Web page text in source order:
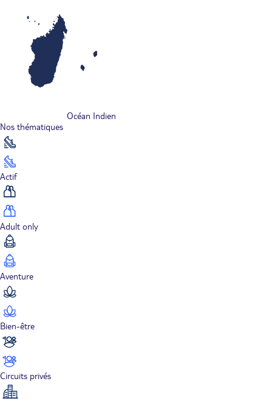
Océan Indien
Nos thématiques
Actif
Adult only
Aventure
Bien-être
Circuits privés